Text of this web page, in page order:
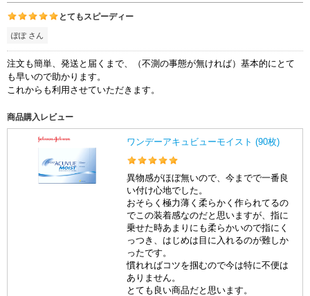
とてもスピーディー
ぽぽ さん
注文も簡単、発送と届くまで、（不測の事態が無ければ）基本的にとて
も早いので助かります。
これからも利用させていただきます。
商品購入レビュー
ワンデーアキュビューモイスト (90枚)
異物感がほぼ無いので、今までで一番良
い付け心地でした。
おそらく極力薄く柔らかく作られてるの
でこの装着感なのだと思いますが、指に
乗せた時あまりにも柔らかいので指にく
っつき、はじめは目に入れるのが難しか
ったです。
慣れればコツを掴むので今は特に不便は
ありません。
とても良い商品だと思います。